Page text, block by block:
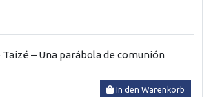
Taizé – Una parábola de comunión
In den Warenkorb